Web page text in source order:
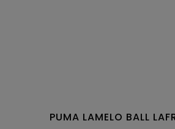
PUMA LAMELO BALL